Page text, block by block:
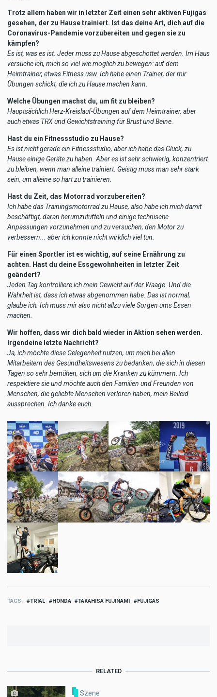
Trotz allem haben wir in letzter Zeit einen sehr aktiven Fujigas
gesehen, der zu Hause trainiert. Ist das deine Art, dich auf die
Coronavirus-Pandemie vorzubereiten und gegen sie zu
kämpfen?
Es ist, was es ist. Jeder muss zu Hause abgeschottet werden. Im Haus
versuche ich, mich so viel wie möglich zu bewegen: auf dem
Heimtrainer, etwas Fitness usw. Ich habe einen Trainer, der mir
Übungen schickt, die ich zu Hause machen kann.
Welche Übungen machst du, um fit zu bleiben?
Hauptsächlich Herz-Kreislauf-Übungen auf dem Heimtrainer, aber
auch etwas TRX und Gewichtstraining für Brust und Beine.
Hast du ein Fitnessstudio zu Hause?
Es ist nicht gerade ein Fitnessstudio, aber ich habe das Glück, zu
Hause einige Geräte zu haben. Aber es ist sehr schwierig, konzentriert
zu bleiben, wenn man alleine trainiert. Geistig muss man sehr stark
sein, um alleine so hart zu trainieren.
Hast du Zeit, das Motorrad vorzubereiten?
Ich habe das Trainingsmotorrad zu Hause, also habe ich mich damit
beschäftigt, daran herumzutüfteln und einige technische
Anpassungen vorzunehmen und zu versuchen, den Motor zu
verbessern... aber ich konnte nicht wirklich viel tun.
Für einen Sportler ist es wichtig, auf seine Ernährung zu
achten. Hast du deine Essgewohnheiten in letzter Zeit
geändert?
Jeden Tag kontrolliere ich mein Gewicht auf der Waage. Und die
Wahrheit ist, dass ich etwas abgenommen habe. Das ist normal,
glaube ich. Ich muss mir also nicht allzu viele Sorgen ums Essen
machen.
Wir hoffen, dass wir dich bald wieder in Aktion sehen werden.
Irgendeine letzte Nachricht?
Ja, ich möchte diese Gelegenheit nutzen, um mich bei allen
Mitarbeitern des Gesundheitswesens zu bedanken, die sich in diesen
Tagen so sehr bemühen, sich um die Kranken zu kümmern. Ich
respektiere sie und möchte auch den Familien und Freunden von
Menschen, die geliebte Menschen verloren haben, mein Beileid
aussprechen. Ich danke euch.
TAGS TRIAL HONDA TAKAHISA FUJINAMI FUJIGAS
RELATED
Szene